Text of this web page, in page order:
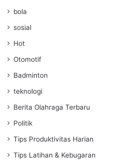
bola
sosial
Hot
Otomotif
Badminton
teknologi
Berita Olahraga Terbaru
Politik
Tips Produktivitas Harian
Tips Latihan & Kebugaran